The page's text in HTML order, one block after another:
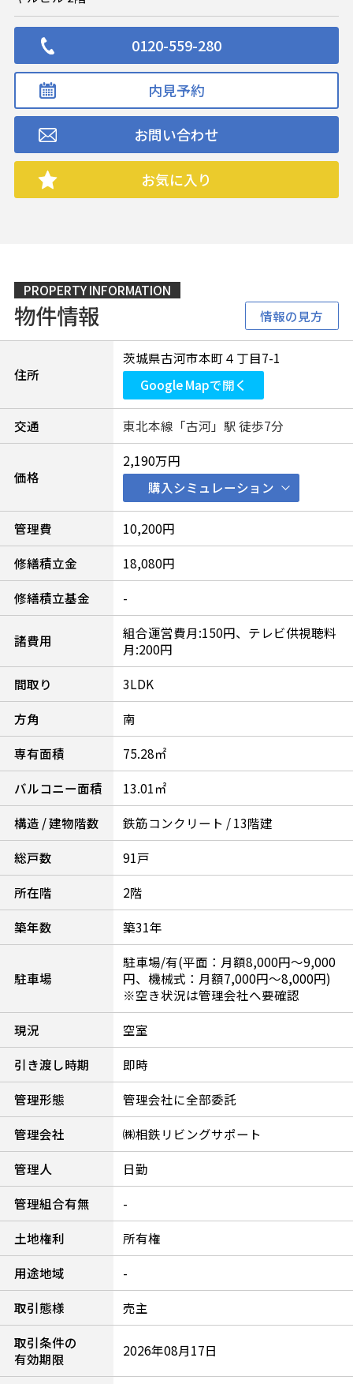
0120-559-280
内見予約
お問い合わせ
お気に入り
PROPERTY INFORMATION
物件情報 情報の見方
住所
茨城県古河市本町４丁目7-1
Google Mapで開く
交通 東北本線「古河」駅 徒歩7分
価格
2,190万円
購入シミュレーション
管理費
10,200円
修繕積立金
18,080円
修繕積立基金
-
諸費用
組合運営費月:150円、テレビ供視聴料
月:200円
間取り
3LDK
方角
南
専有面積
75.28㎡
バルコニー面積
13.01㎡
構造 / 建物階数
鉄筋コンクリート / 13階建
総戸数
91戸
所在階
2階
築年数
築31年
駐車場
駐車場/有(平面：月額8,000円～9,000
円、機械式：月額7,000円～8,000円)
※空き状況は管理会社へ要確認
現況
空室
引き渡し時期
即時
管理形態
管理会社に全部委託
管理会社
㈱相鉄リビングサポート
管理人
日勤
管理組合有無
-
土地権利
所有権
用途地域
-
取引態様
売主
取引条件の
有効期限
2026年08月17日